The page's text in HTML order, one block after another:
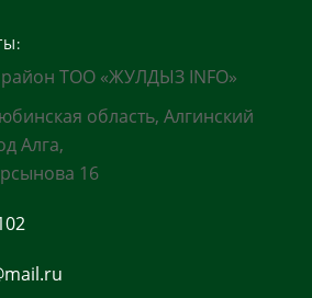
район ТОО «ЖУЛДЫЗ INFO»
область, Алгинский
Алга,
16